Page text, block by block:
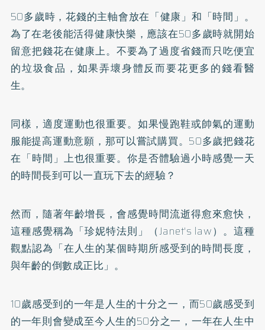
50多歲時，花錢的主軸會放在「健康」和「時間」。
為了在老後能活得健康快樂，應該在50多歲時就開始
留意把錢花在健康上。不要為了過度省錢而只吃便宜
的垃圾食品，如果弄壞身體反而要花更多的錢看醫
生。
同樣，適度運動也很重要。如果慢跑鞋或帥氣的運動
服能提高運動意願，那可以嘗試購買。50多歲把錢花
在「時間」上也很重要。你是否體驗過小時感覺一天
的時間長到可以一直玩下去的經驗？
然而，隨著年齡增長，會感覺時間流逝得愈來愈快，
這種感覺稱為「珍妮特法則」（Janet's law）。這種
觀點認為「在人生的某個時期所感受到的時間長度，
與年齡的倒數成正比」。
10歲感受到的一年是人生的十分之一，而50歲感受到
的一年則會變成至今人生的50分之一，一年在人生中